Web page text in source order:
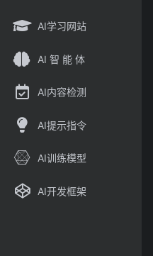
AI学习网站
AI 智 能 体
AI内容检测
AI提示指令
AI训练模型
AI开发框架